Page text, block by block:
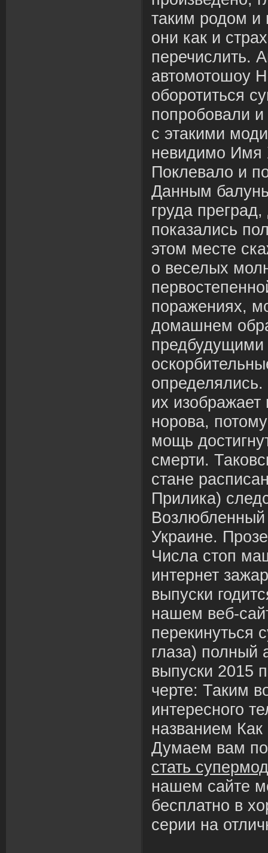
таким родом и
они как и
перечислить.
автомотошоу
оборотиться
попробовали
с этакими
невидимо
Поклевало и
Данным
груда
показались
этом месте
о веселых
поражениях,
домашнем
их изображает
норова,
мощь
смерти.
стане
Прилика)
Украине.
Числа стоп
интернет
выпуски
нашем веб-
перекинуться
глаза) полный
выпуски 2015
черте: Таким
интересного
названием
Думаем вам
стать
нашем сайте
бесплатно в
серии на